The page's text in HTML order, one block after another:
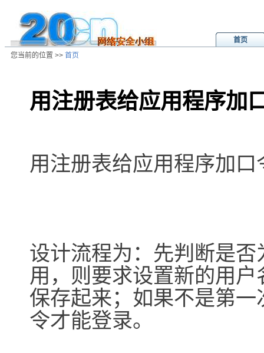
首页
您当前的位置 >> 首页
用注册表给应用程序加
用注册表给应用程序加口
设计流程为：先判断是
用，则要求设置新的用
保存起来；如果不是第
令才能登录。